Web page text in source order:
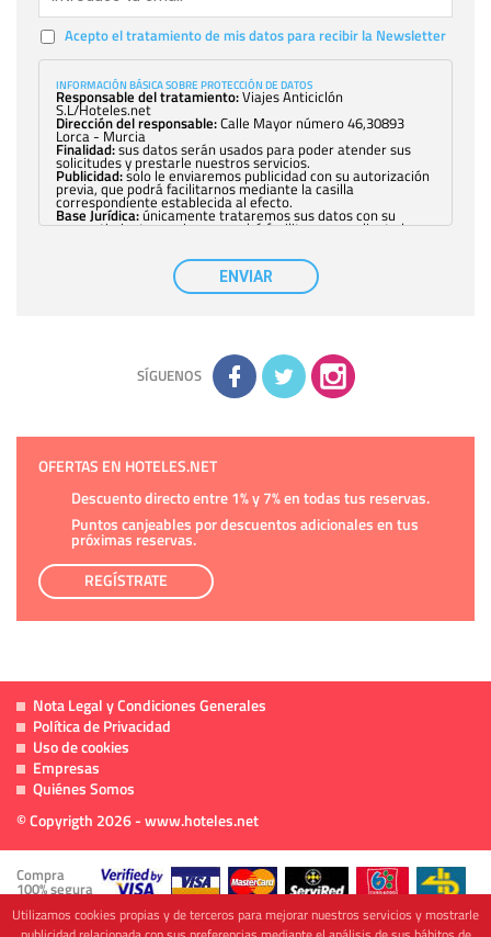
Acepto el tratamiento de mis datos para recibir la Newsletter
INFORMACIÓN BÁSICA SOBRE PROTECCIÓN DE DATOS
Responsable del tratamiento:Viajes Anticiclón
S.L/Hoteles.net
Dirección del responsable:Calle Mayor número 46,30893
Lorca - Murcia
Finalidad:sus datos serán usados para poder atender sus
solicitudes y prestarle nuestros servicios.
Publicidad:solo le enviaremos publicidad con su autorización
previa, que podrá facilitarnos mediante la casilla
correspondiente establecida al efecto.
Base Jurídica:únicamente trataremos sus datos con su
consentimiento previo, que podrá facilitarnos mediante la
con carácter general, sólo el personal de
nuestra entidad que esté debidamente autorizado podrá
tener conocimiento de la información que le pedimos. No se
comunicarán datos a terceros.
adicional y detallada sobre cómo tratamos sus datos en la
política de privacidad
ENVIAR
SÍGUENOS
OFERTAS EN HOTELES.NET
Descuento directo entre 1% y 7% en todas tus reservas.
Puntos canjeables por descuentos adicionales en tus
próximas reservas.
REGÍSTRATE
Nota Legal y Condiciones Generales
Política de Privacidad
Uso de cookies
Empresas
Quiénes Somos
© Copyrigth 2026 - www.hoteles.net
Compra
100% segura
Utilizamos cookies propias y de terceros para mejorar nuestros servicios y mostrarle